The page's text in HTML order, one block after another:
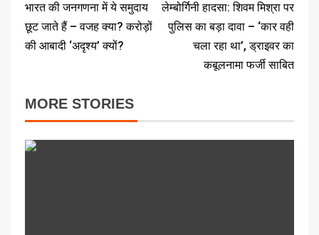
भारत की जनगणना में ये समुदाय
छूट जाते हैं – वजह क्या? करोड़ों
की आबादी ‘अदृश्य’ क्यों?
लेम्बोर्गिनी हादसा: शिवम मिश्रा पर
पुलिस का बड़ा दावा – ‘कार वही
चला रहा था’, ड्राइवर का
कबूलनामा फर्जी साबित
MORE STORIES